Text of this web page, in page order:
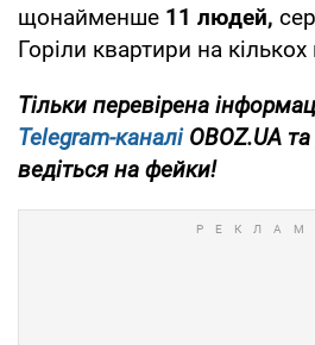
щонайменше 11 людей,
Горіли квартири на
Тільки перевірена
Telegram-каналіOBOZ.UA
ведіться на фейки!